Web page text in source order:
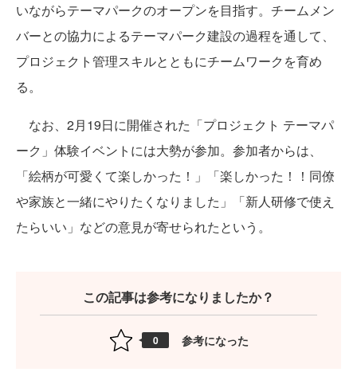
いながらテーマパークのオープンを目指す。チームメン
バーとの協力によるテーマパーク建設の過程を通して、
プロジェクト管理スキルとともにチームワークを育め
る。
なお、2月19日に開催された「プロジェクト テーマパ
ーク」体験イベントには大勢が参加。参加者からは、
「絵柄が可愛くて楽しかった！」「楽しかった！！同僚
や家族と一緒にやりたくなりました」「新人研修で使え
たらいい」などの意見が寄せられたという。
この記事は参考になりましたか？
0 参考になった